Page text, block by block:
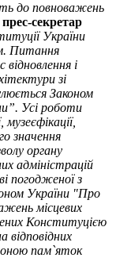
до повноважень
секретар
України
Питання
відновлення і
зі
Законом
Усі роботи
значення
органу
адміністрацій
погодженої з
України "Про
місцевих
Конституцією
відповідних
пам`яток